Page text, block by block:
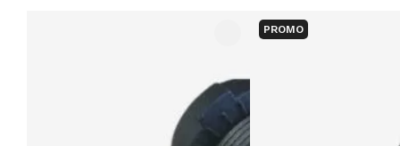
PROMO